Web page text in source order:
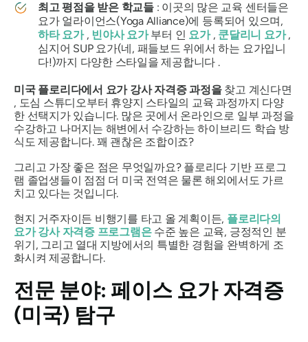
최고 평점을 받은 학교들: 이곳의 많은 교육 센터들은
요가 얼라이언스(Yoga Alliance)에 등록되어 있으며,
하타 요가, 빈야사 요가부터 인 요가, 쿤달리니 요가,
심지어 SUP 요가(네, 패들보드 위에서 하는 요가입니
다!)까지 다양한 스타일을 제공합니다 .
미국 플로리다에서 요가 강사 자격증 과정을찾고 계신다면
, 도심 스튜디오부터 휴양지 스타일의 교육 과정까지 다양
한 선택지가 있습니다. 많은 곳에서 온라인으로 일부 과정을
수강하고 나머지는 해변에서 수강하는 하이브리드 학습 방
식도 제공합니다. 꽤 괜찮은 조합이죠?
그리고 가장 좋은 점은 무엇일까요? 플로리다 기반 프로그
램 졸업생들이 점점 더 미국 전역은 물론 해외에서도 가르
치고 있다는 것입니다.
현지 거주자이든 비행기를 타고 올 계획이든, 플로리다의
요가 강사 자격증프로그램은수준 높은 교육, 긍정적인 분
위기, 그리고 열대 지방에서의 특별한 경험을 완벽하게 조
화시켜 제공합니다.
전문 분야: 페이스 요가 자격증
(미국) 탐구